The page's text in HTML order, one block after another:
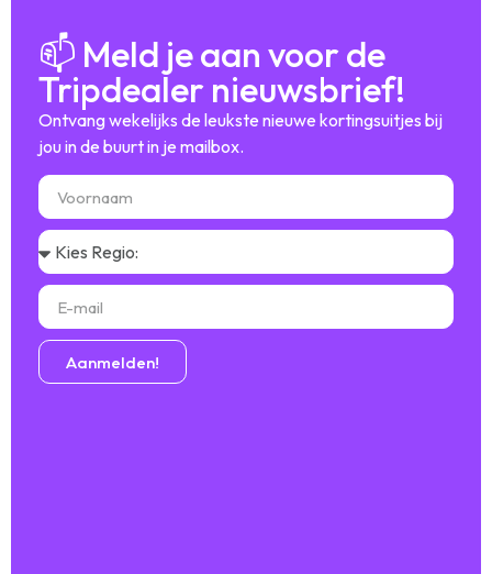
📫 Meld je aan voor de
Tripdealer nieuwsbrief!
Ontvang wekelijks de leukste nieuwe kortingsuitjes bij
jou in de buurt in je mailbox.
Aanmelden!